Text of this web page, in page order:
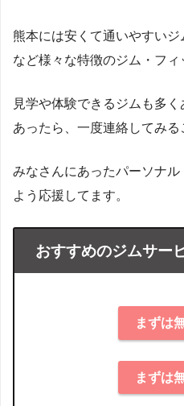
熊本には安くて通いやすい
など様々な特徴のジム・フィ
見学や体験できるジムも多
あったら、一度連絡してみる
みなさんにあったパーソナ
よう応援してます。
おすすめのジムサー
まずは
まずは